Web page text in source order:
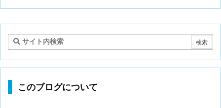
このブログについて